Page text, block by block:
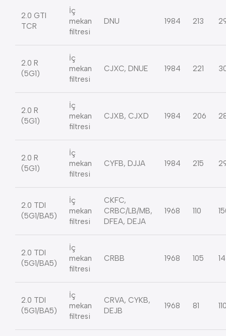
2.0 GTI
TCR
İç
mekan
filtresi
DNU 1984 213
2.0 R
(5G1)
İç
mekan
filtresi
CJXC, DNUE 1984 221
2.0 R
(5G1)
İç
mekan
filtresi
CJXB, CJXD 1984 206
2.0 R
(5G1)
İç
mekan
filtresi
CYFB, DJJA 1984 215
2.0 TDI
(5G1/BA5)
İç
mekan
filtresi
CKFC,
CRBC/LB/MB,
DFEA, DEJA
1968 110
2.0 TDI
(5G1/BA5)
İç
mekan
filtresi
CRBB 1968 105
2.0 TDI
(5G1/BA5)
İç
mekan
filtresi
CRVA, CYKB,
DEJB
1968 81